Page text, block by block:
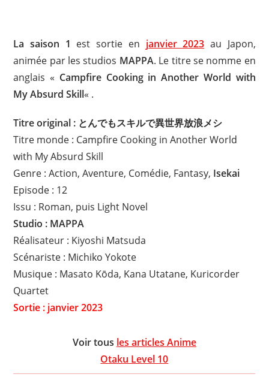
La saison 1 est sortie en janvier 2023 au Japon,
animée par les studios MAPPA. Le titre se nomme en
anglais « Campfire Cooking in Another World with
My Absurd Skill« .
Titre original : とんでもスキルで異世界放浪メシ
Titre monde : Campfire Cooking in Another World
with My Absurd Skill
Genre : Action, Aventure, Comédie, Fantasy, Isekai
Episode : 12
Issu : Roman, puis Light Novel
Studio : MAPPA
Réalisateur : Kiyoshi Matsuda
Scénariste : Michiko Yokote
Musique : Masato Kōda, Kana Utatane, Kuricorder
Quartet
Sortie : janvier 2023
Voir tous les articles Anime
Otaku Level 10